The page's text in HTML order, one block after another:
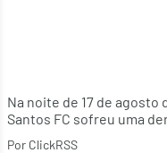
Na noite de 17 de agosto
Santos FC sofreu uma
Por ClickRSS